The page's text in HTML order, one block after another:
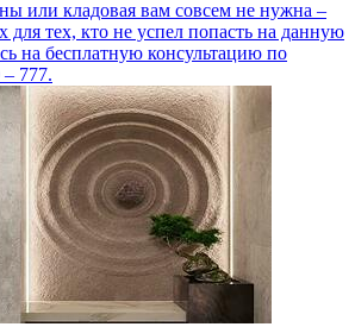
или кладовая вам совсем не нужна –
для тех, кто не успел попасть на данную
на бесплатную консультацию по
777.